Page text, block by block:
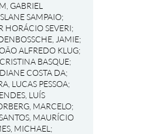
GABRIEL
SAMPAIO;
HORÁCIO SEVERI;
JAMIE;
ALFREDO KLUG;
BASQUE;
COSTA DA;
LUCAS PESSOA;
LUÍS
MARCELO;
MAURÍCIO
MICHAEL ;